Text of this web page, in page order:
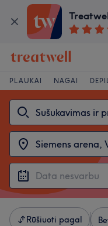
PLAUKAI NAGAI
Rūšiuoti pagal